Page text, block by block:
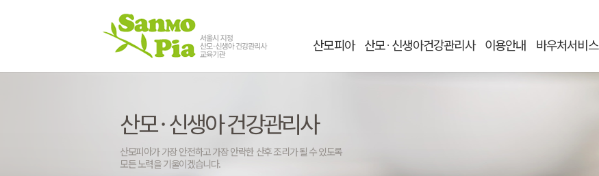
산모피아 산모ㆍ신생아건강관리사 이용안내 바우처서비스
산모 · 신생아 건강관리사
산모피아가 가장 안전하고 가장 안락한 산후 조리가 될 수 있도록
모든 노력을 기울이겠습니다.